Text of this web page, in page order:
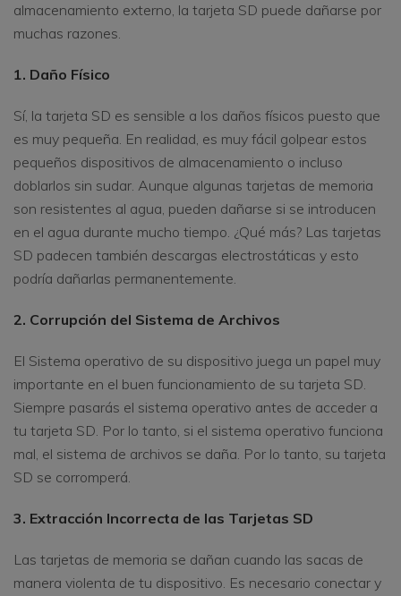
almacenamiento externo, la tarjeta SD puede dañarse por
muchas razones.
1. Daño Físico
Sí, la tarjeta SD es sensible a los daños físicos puesto que
es muy pequeña. En realidad, es muy fácil golpear estos
pequeños dispositivos de almacenamiento o incluso
doblarlos sin sudar. Aunque algunas tarjetas de memoria
son resistentes al agua, pueden dañarse si se introducen
en el agua durante mucho tiempo. ¿Qué más? Las tarjetas
SD padecen también descargas electrostáticas y esto
podría dañarlas permanentemente.
2. Corrupción del Sistema de Archivos
El Sistema operativo de su dispositivo juega un papel muy
importante en el buen funcionamiento de su tarjeta SD.
Siempre pasarás el sistema operativo antes de acceder a
tu tarjeta SD. Por lo tanto, si el sistema operativo funciona
mal, el sistema de archivos se daña. Por lo tanto, su tarjeta
SD se corromperá.
3. Extracción Incorrecta de las Tarjetas SD
Las tarjetas de memoria se dañan cuando las sacas de
manera violenta de tu dispositivo. Es necesario conectar y